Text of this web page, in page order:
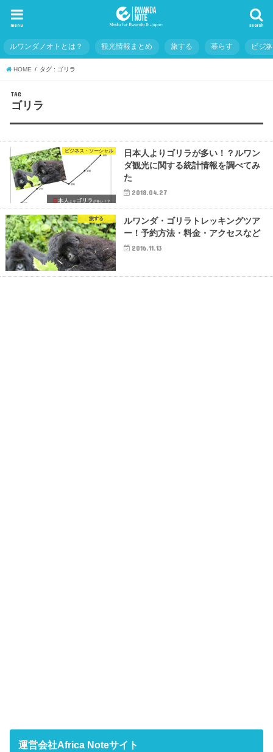
search
menu
ルワンダノオトとは？ 観光情報まとめ 旅する 暮らす ビジ
HOME タグ : ゴリラ
TAG
ゴリラ
ビジネス・ソーシャル
日本人よりゴリラが多い！？ルワン
ダ観光に関する統計情報を調べてみ
た
2018.04.27
旅する
ルワンダ・ゴリラトレッキングツア
ー！予約方法・料金・アクセスなど
2016.11.13
運営会社Africa Noteサイト